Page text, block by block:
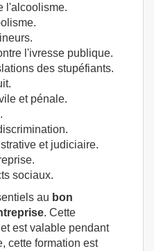
l'alcoolisme.
l'ivresse publique.
des stupéfiants.
et pénale.
et judiciaire.
sociaux.
au bon
. Cette
est valable pendant
cette formation est